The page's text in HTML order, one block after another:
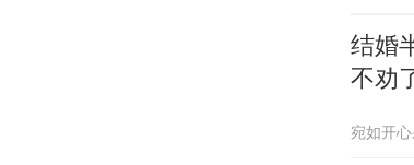
结婚
不劝
宛如开